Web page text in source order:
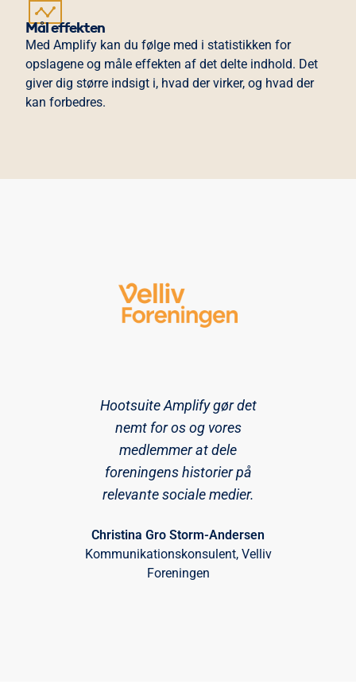
Mål effekten
Med Amplify kan du følge med i statistikken for
opslagene og måle effekten af det delte indhold. Det
giver dig større indsigt i, hvad der virker, og hvad der
kan forbedres.
Hootsuite Amplify gør det
nemt for os og vores
medlemmer at dele
foreningens historier på
relevante sociale medier.
Christina Gro Storm-Andersen
Kommunikationskonsulent, Velliv
Foreningen